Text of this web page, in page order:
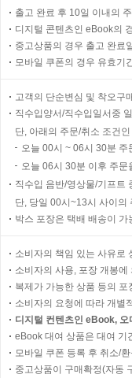
출고 완료 후 10일 이내의
디지털 콘텐츠인 eBook의
중고상품의 경우 출고 완료
모바일 쿠폰의 경우 유효기
고객의 단순변심 및 착오구
직수입양서/직수입일서중
단, 아래의 주문/취소 조건
오늘 00시 ~ 06시 30분
오늘 06시 30분 이후 주
직수입 음반/영상물/기프트
단, 당일 00시~13시 사이의
박스 포장은 택배 배송이
소비자의 책임 있는 사유로
소비자의 사용, 포장 개봉
복제가 가능한 상품 등의
소비자의 요청에 따라 개별
디지털 컨텐츠인 eBook,
eBook 대여 상품은 대여 기
모바일 쿠폰 등록 후 취소/
중고상품이 구매확정(자동